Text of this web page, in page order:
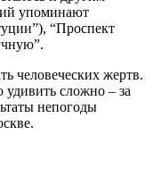
упоминают
“Проспект
человеческих жертв.
удивить сложно – за
непогоды